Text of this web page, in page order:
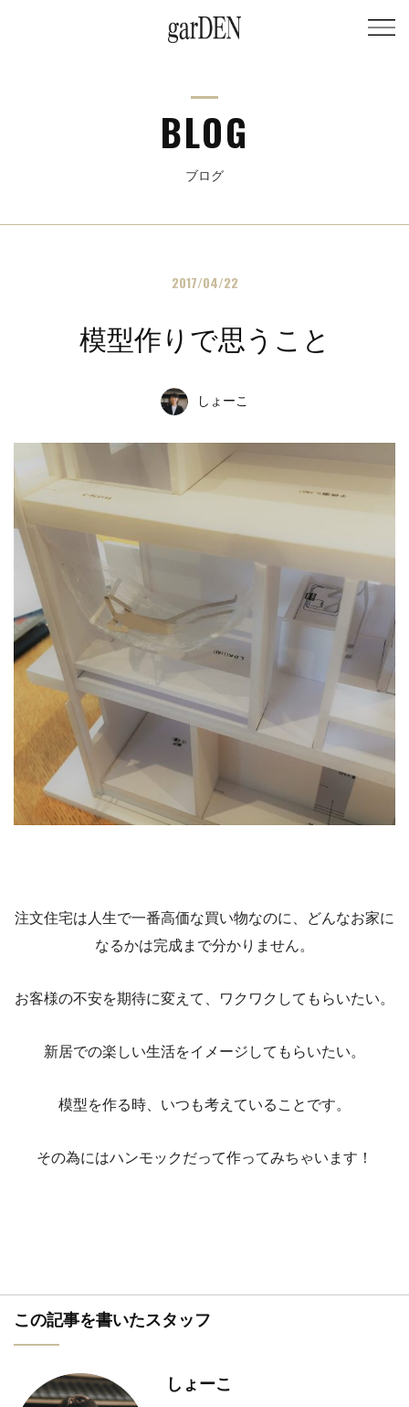
BLOG
ブログ
2017/04/22
模型作りで思うこと
しょーこ
注文住宅は人生で一番高価な買い物なのに、どんなお家に
なるかは完成まで分かりません。
お客様の不安を期待に変えて、ワクワクしてもらいたい。
新居での楽しい生活をイメージしてもらいたい。
模型を作る時、いつも考えていることです。
その為にはハンモックだって作ってみちゃいます！
この記事を書いたスタッフ
しょーこ